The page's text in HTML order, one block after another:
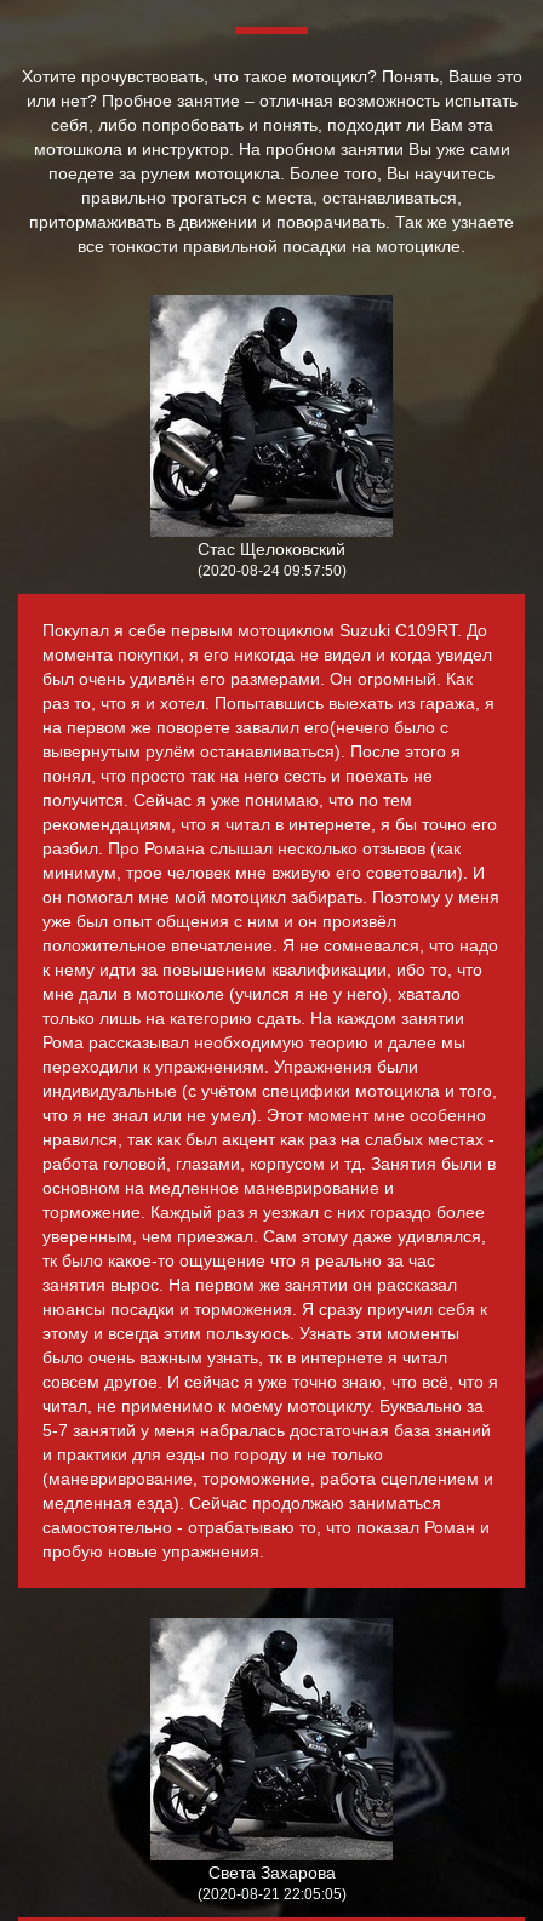
Хотите прочувствовать, что такое мотоцикл? Понять, Ваше это
или нет? Пробное занятие – отличная возможность испытать
себя, либо попробовать и понять, подходит ли Вам эта
мотошкола и инструктор. На пробном занятии Вы уже сами
поедете за рулем мотоцикла. Более того, Вы научитесь
правильно трогаться с места, останавливаться,
притормаживать в движении и поворачивать. Так же узнаете
все тонкости правильной посадки на мотоцикле.
Стас Щелоковский
(2020-08-24 09:57:50)
Покупал я себе первым мотоциклом Suzuki C109RT. До
момента покупки, я его никогда не видел и когда увидел
был очень удивлён его размерами. Он огромный. Как
раз то, что я и хотел. Попытавшись выехать из гаража, я
на первом же поворете завалил его(нечего было с
вывернутым рулём останавливаться). После этого я
понял, что просто так на него сесть и поехать не
получится. Сейчас я уже понимаю, что по тем
рекомендациям, что я читал в интернете, я бы точно его
разбил. Про Романа слышал несколько отзывов (как
минимум, трое человек мне вживую его советовали). И
он помогал мне мой мотоцикл забирать. Поэтому у меня
уже был опыт общения с ним и он произвёл
положительное впечатление. Я не сомневался, что надо
к нему идти за повышением квалификации, ибо то, что
мне дали в мотошколе (учился я не у него), хватало
только лишь на категорию сдать. На каждом занятии
Рома рассказывал необходимую теорию и далее мы
переходили к упражнениям. Упражнения были
индивидуальные (с учётом специфики мотоцикла и того,
что я не знал или не умел). Этот момент мне особенно
нравился, так как был акцент как раз на слабых местах -
работа головой, глазами, корпусом и тд. Занятия были в
основном на медленное маневрирование и
торможение. Каждый раз я уезжал с них гораздо более
уверенным, чем приезжал. Сам этому даже удивлялся,
тк было какое-то ощущение что я реально за час
занятия вырос. На первом же занятии он рассказал
нюансы посадки и торможения. Я сразу приучил себя к
этому и всегда этим пользуюсь. Узнать эти моменты
было очень важным узнать, тк в интернете я читал
совсем другое. И сейчас я уже точно знаю, что всё, что я
читал, не применимо к моему мотоциклу. Буквально за
5-7 занятий у меня набралась достаточная база знаний
и практики для езды по городу и не только
(маневриврование, тороможение, работа сцеплением и
медленная езда). Сейчас продолжаю заниматься
самостоятельно - отрабатываю то, что показал Роман и
пробую новые упражнения.
Света Захарова
(2020-08-21 22:05:05)